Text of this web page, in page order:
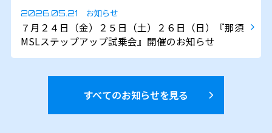
2026.05.21 お知らせ
７月２４日（金）２５日（土）２６日（日）『那須
MSLステップアップ試乗会』開催のお知らせ
すべてのお知らせを見る